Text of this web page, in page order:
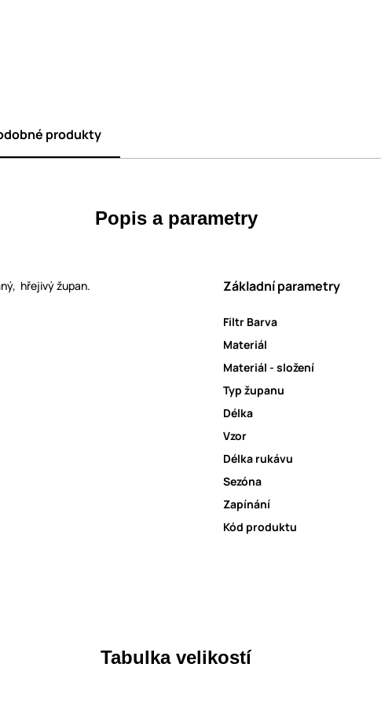
produkty
Popis a parametry
hřejivý župan. Základní parametry
Filtr Barva
Materiál
Materiál - složení
Typ županu
Délka
Vzor
Délka rukávu
Sezóna
Zapínání
Kód produktu
Tabulka velikostí